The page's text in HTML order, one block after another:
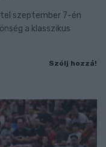
szeptember 7-én
a klasszikus
Szólj hozzá!